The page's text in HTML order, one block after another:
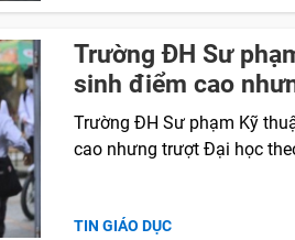
Trường ĐH Sư
sinh điểm cao
Trường ĐH Sư phạm Kỹ
cao nhưng trượt Đại học
TIN GIÁO DỤC